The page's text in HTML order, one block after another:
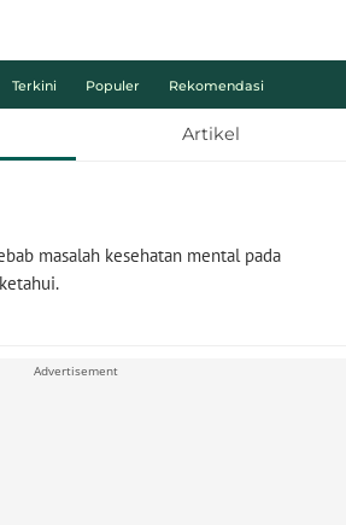
Terkini Populer Rekomendasi
Artikel
masalah kesehatan mental pada
Advertisement